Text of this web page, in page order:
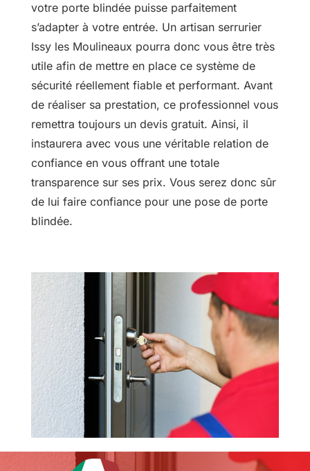
votre porte blindée puisse parfaitement
s’adapter à votre entrée. Un artisan serrurier
Issy les Moulineaux pourra donc vous être très
utile afin de mettre en place ce système de
sécurité réellement fiable et performant. Avant
de réaliser sa prestation, ce professionnel vous
remettra toujours un devis gratuit. Ainsi, il
instaurera avec vous une véritable relation de
confiance en vous offrant une totale
transparence sur ses prix. Vous serez donc sûr
de lui faire confiance pour une pose de porte
blindée.